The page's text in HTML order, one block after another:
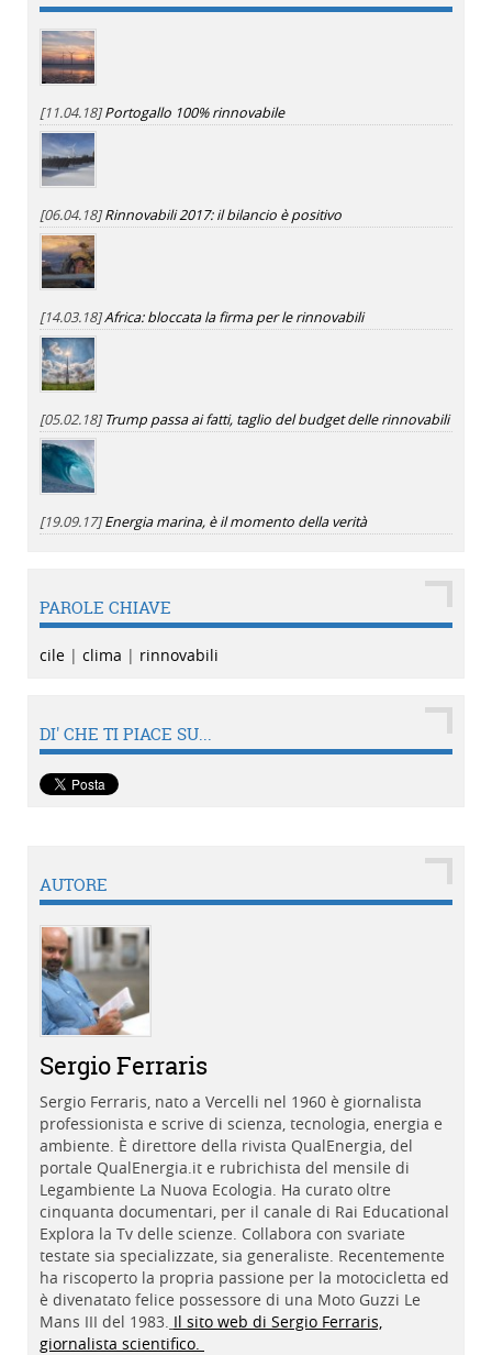
[11.04.18]Portogallo 100% rinnovabile
[06.04.18]Rinnovabili 2017: il bilancio è positivo
[14.03.18]Africa: bloccata la firma per le rinnovabili
[05.02.18]Trump passa ai fatti, taglio del budget delle rinnovabili
[19.09.17]Energia marina, è il momento della verità
PAROLE CHIAVE
cile | clima | rinnovabili
DI' CHE TI PIACE SU...
AUTORE
Sergio Ferraris
Sergio Ferraris, nato a Vercelli nel 1960 è giornalista
professionista e scrive di scienza, tecnologia, energia e
ambiente. È direttore della rivista QualEnergia, del
portale QualEnergia.it e rubrichista del mensile di
Legambiente La Nuova Ecologia. Ha curato oltre
cinquanta documentari, per il canale di Rai Educational
Explora la Tv delle scienze. Collabora con svariate
testate sia specializzate, sia generaliste. Recentemente
ha riscoperto la propria passione per la motocicletta ed
è divenatato felice possessore di una Moto Guzzi Le
Mans III del 1983. Il sito web di Sergio Ferraris,
giornalista scientifico.